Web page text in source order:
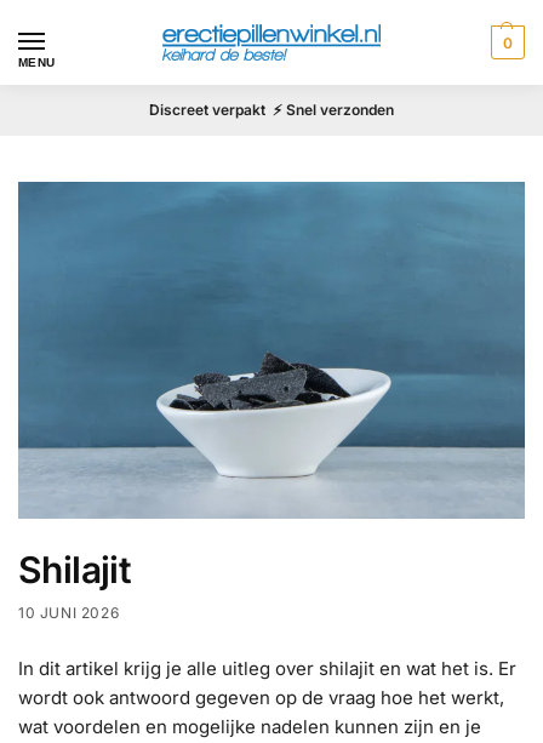
MENU
0
Discreet verpakt ⚡ Snel verzonden
Shilajit
10 JUNI 2026
In dit artikel krijg je alle uitleg over shilajit en wat het is. Er
wordt ook antwoord gegeven op de vraag hoe het werkt,
wat voordelen en mogelijke nadelen kunnen zijn en je